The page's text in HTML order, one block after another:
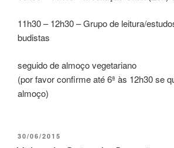
11h30 – 12h30 – Grupo de leitura/
budistas
seguido de almoço vegetariano
(por favor confirme até 6ª às 12h30 se
almoço)
30/06/2015